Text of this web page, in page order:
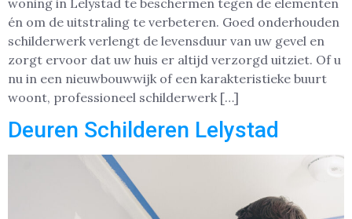
woning in Lelystad te beschermen tegen de elementen
én om de uitstraling te verbeteren. Goed onderhouden
schilderwerk verlengt de levensduur van uw gevel en
zorgt ervoor dat uw huis er altijd verzorgd uitziet. Of u
nu in een nieuwbouwwijk of een karakteristieke buurt
woont, professioneel schilderwerk […]
Deuren Schilderen Lelystad